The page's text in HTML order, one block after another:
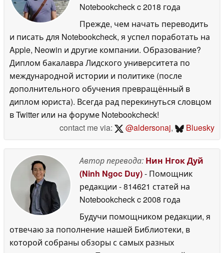
Notebookcheckc 2018 года
Прежде, чем начать переводить
и писать для Notebookcheck, я успел поработать на
Apple, Neowin и другие компании. Образование?
Диплом бакалавра Лидского университета по
международной истории и политике (после
дополнительного обучения превращённый в
диплом юриста). Всегда рад перекинуться словцом
в Twitter или на форуме Notebookcheck!
contact me via:
@aldersonaj, Bluesky
Автор перевода: Нин Нгок Дуй
(Ninh Ngoc Duy)- Помощник
редакции - 814621 статей на
Notebookcheckc 2008 года
Будучи помощником редакции, я
отвечаю за пополнение нашей Библиотеки, в
которой собраны обзоры с самых разных